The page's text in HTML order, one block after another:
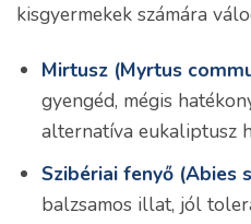
kisgyermekek számára
Mirtusz (Myrtus
gyengéd, mégis
alternatíva eukaliptusz
Szibériai fenyő (Abies
balzsamos illat, jól